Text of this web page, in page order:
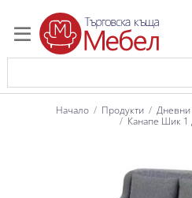
Начало Продукти Дневни
Канапе Шик 1